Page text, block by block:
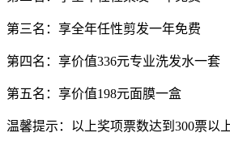
第三名：享全年任性剪发一年免费
第四名：享价值336元专业洗发水一套
第五名：享价值198元面膜一盒
温馨提示：以上奖项票数达到300票以